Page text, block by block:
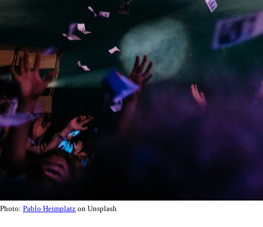
Photo: Pablo Heimplatz on Unsplash